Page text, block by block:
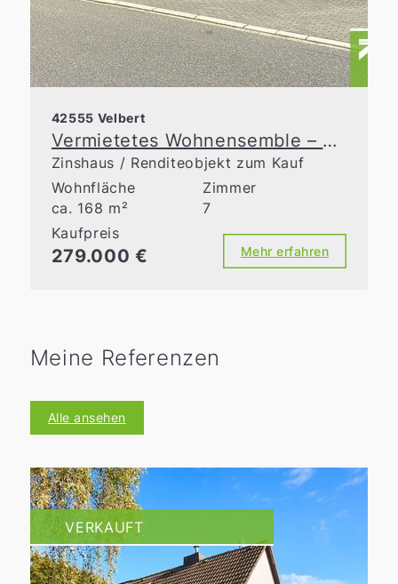
42555 Velbert
Vermietetes Wohnensemble – zwei Eigentumswohnungen als Kapitalanlage
Zinshaus / Renditeobjekt zum Kauf
Wohnfläche
ca. 168 m²
Zimmer
7
Kaufpreis
279.000 € Mehr erfahren
Meine Referenzen
Alle ansehen
VERKAUFT